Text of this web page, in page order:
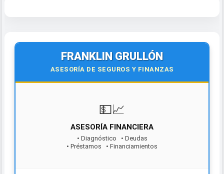
FRANKLIN GRULLÓN
ASESORÍA DE SEGUROS Y FINANZAS
• Diagnóstico • Deudas
• Préstamos • Financiamientos
¡Contáctanos hoy!